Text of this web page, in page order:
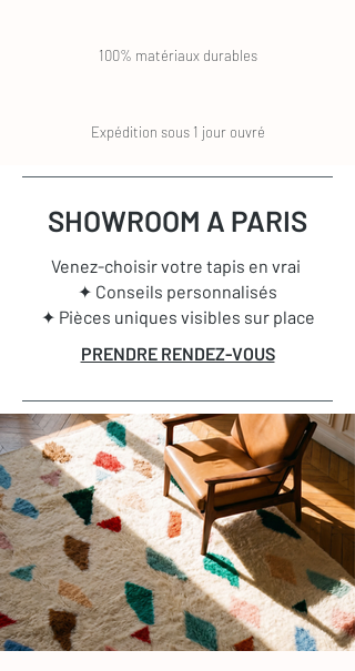
100% matériaux durables
Expédition sous 1 jour ouvré
SHOWROOM A PARIS
Venez-choisir votre tapis en vrai
✦ Conseils personnalisés
✦ Pièces uniques visibles sur place
PRENDRE RENDEZ-VOUS